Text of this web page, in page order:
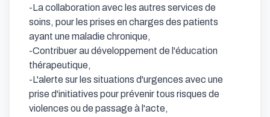
-La collaboration avec les autres services de
soins, pour les prises en charges des patients
ayant une maladie chronique,
-Contribuer au développement de l'éducation
thérapeutique,
-L'alerte sur les situations d'urgences avec une
prise d'initiatives pour prévenir tous risques de
violences ou de passage à l'acte,